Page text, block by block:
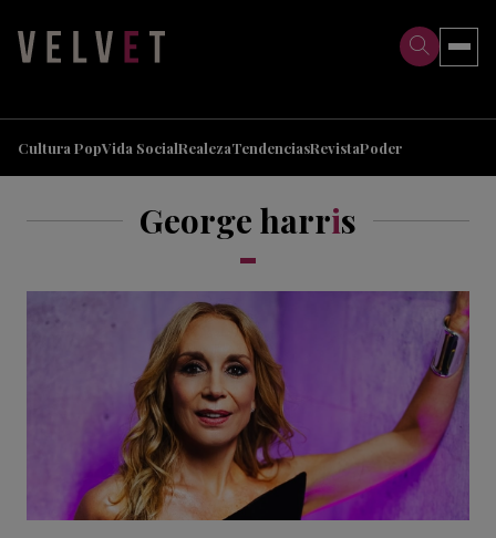
Cultura PopVida SocialRealezaTendenciasRevistaPoder
George harris